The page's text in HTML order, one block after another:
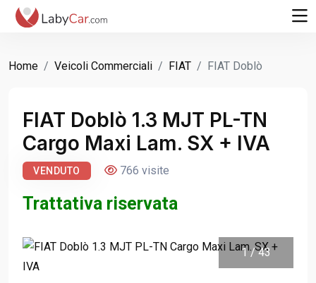
Home Veicoli Commerciali FIAT FIAT Doblò
FIAT Doblò 1.3 MJT PL-TN
Cargo Maxi Lam. SX + IVA
VENDUTO 766 visite
Trattativa riservata
1 /43